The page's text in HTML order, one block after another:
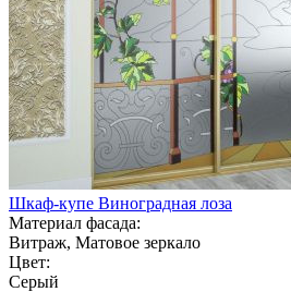
Шкаф-купе Виноградная лоза
Материал фасада:
Витраж, Матовое зеркало
Цвет:
Серый